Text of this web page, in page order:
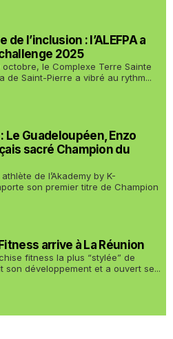
l’inclusion : l’ALEFPA a
2025
octobre, le Complexe Terre Sainte
de Saint-Pierre a vibré au rythm...
Le Guadeloupéen, Enzo
sacré Champion du
de l’Akademy by K-
son premier titre de Champion
arrive à La Réunion
fitness la plus “stylée” de
son développement et a ouvert se...